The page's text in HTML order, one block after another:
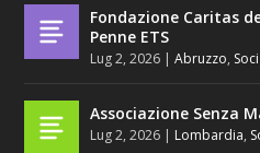
Fondazione Caritas
Penne ETS
Lug 2, 2026 |Abruzzo, Soci
Associazione Senza
Lug 2, 2026 | Lombardia,